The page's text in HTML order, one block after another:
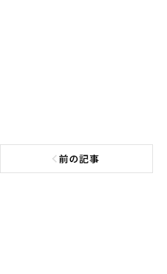
前の記事
前の記事へ